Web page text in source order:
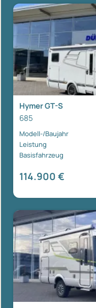
Hymer GT-S
685
Modell-/Baujahr
Leistung
Basisfahrzeug
114.900 €